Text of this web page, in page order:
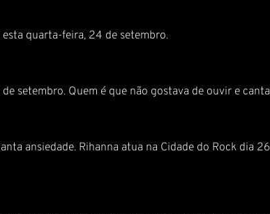
quarta-feira, 24 de setembro.
setembro. Quem é que não gostava de ouvir e
ansiedade. Rihanna atua na Cidade do Rock dia